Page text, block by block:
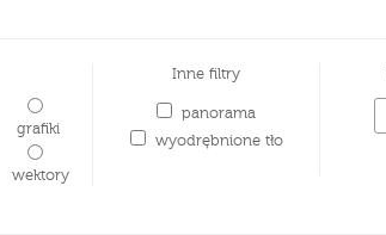
grafiki
wektory
Inne filtry
panorama
wyodrębnione tło